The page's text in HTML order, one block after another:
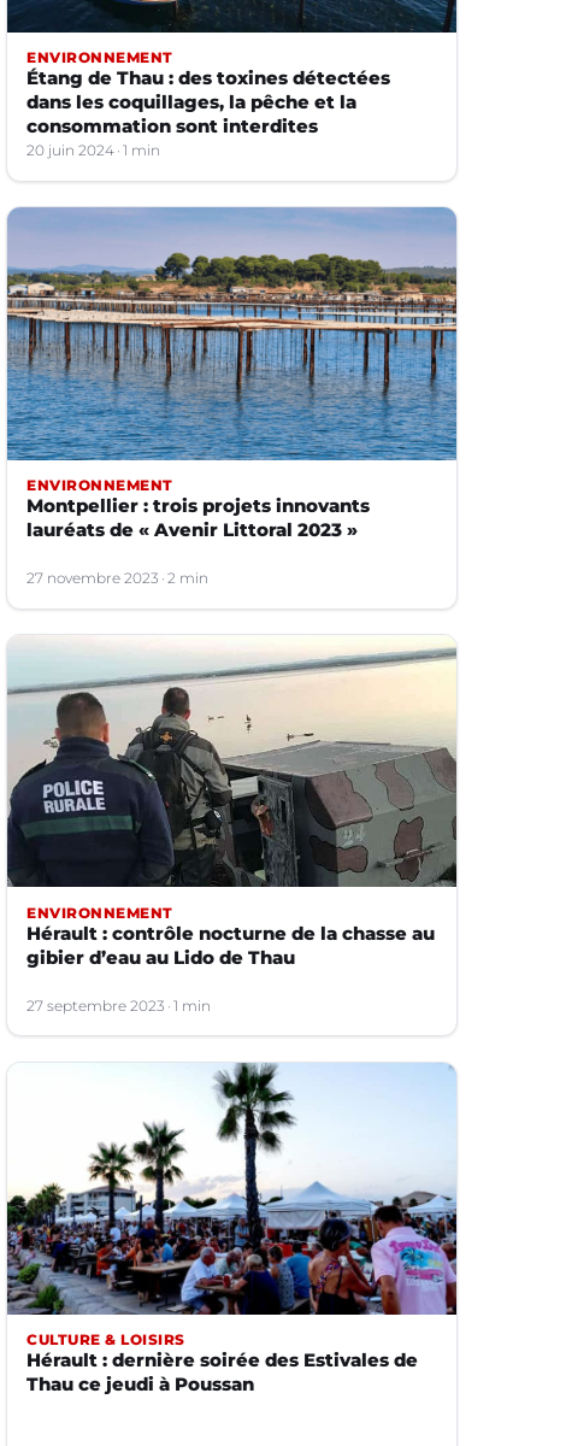
ENVIRONNEMENT
Étang de Thau : des toxines détectées
dans les coquillages, la pêche et la
consommation sont interdites
20 juin 2024 1 min
ENVIRONNEMENT
Montpellier : trois projets innovants
lauréats de « Avenir Littoral 2023 »
27 novembre 2023 2 min
ENVIRONNEMENT
Hérault : contrôle nocturne de la chasse au
gibier d’eau au Lido de Thau
27 septembre 2023 1 min
CULTURE & LOISIRS
Hérault : dernière soirée des Estivales de
Thau ce jeudi à Poussan